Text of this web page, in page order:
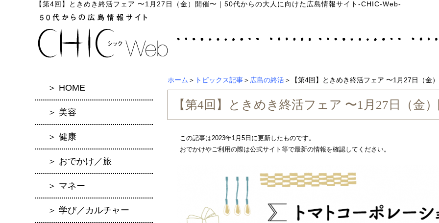
【第4回】ときめき終活フェア 〜1月27日（金）開催〜 ｜ 50代からの大人に向けた広島情報サイト-CHIC-Web-
ホーム ＞ トピックス記事＞ 広島の終活＞【第4回】ときめき終活フェア 〜1月27日（金
【第4回】ときめき終活フェア 〜1月27日（金
この記事は2023年1月5日に更新したものです。
おでかけやご利用の際は公式サイト等で最新の情報を確認してください。
＞ HOME
＞ 美容
＞ 健康
＞ おでかけ／旅
＞ マネー
＞ 学び／カルチャー